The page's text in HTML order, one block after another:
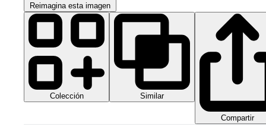
Reimagina esta imagen
Colección Similar
Compartir